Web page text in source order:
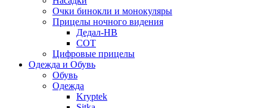
Очки бинокли и монокуляры
Прицелы ночного видения
Дедал-НВ
СОТ
Цифровые прицелы
Одежда и Обувь
Обувь
Одежда
Kryptek